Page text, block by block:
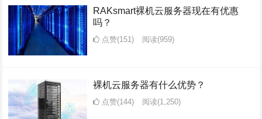
RAKsmart裸机云服务器现在有优惠
吗？
点赞(151) 阅读(959)
裸机云服务器有什么优势？
点赞(144) 阅读(1,250)